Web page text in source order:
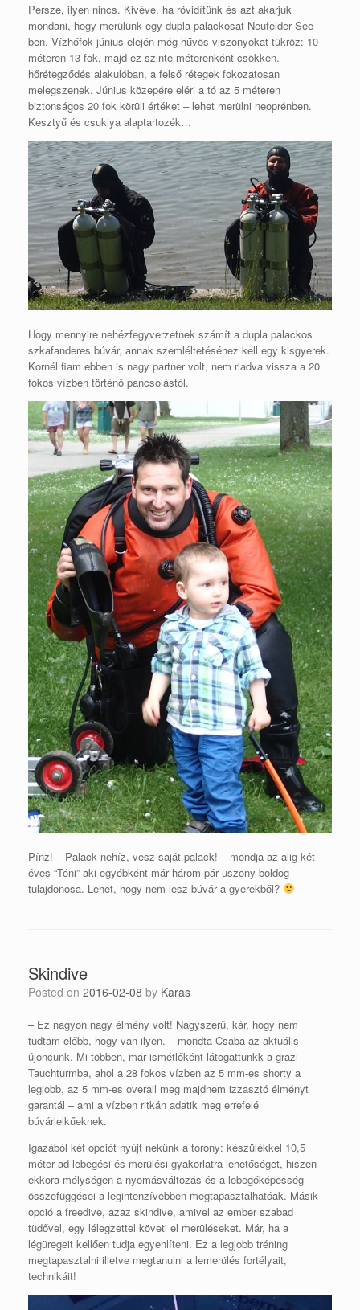
Persze, ilyen nincs. Kivéve, ha rövidítünk és azt akarjuk
mondani, hogy merülünk egy dupla palackosat Neufelder See-
ben. Vízhőfok június elején még hűvös viszonyokat tükröz: 10
méteren 13 fok, majd ez szinte méterenként csökken.
hőrétegződés alakulóban, a felső rétegek fokozatosan
melegszenek. Június közepére eléri a tó az 5 méteren
biztonságos 20 fok körüli értéket – lehet merülni neoprénben.
Kesztyű és csuklya alaptartozék…
Hogy mennyire nehézfegyverzetnek számít a dupla palackos
szkafanderes búvár, annak szemléltetéséhez kell egy kisgyerek.
Kornél fiam ebben is nagy partner volt, nem riadva vissza a 20
fokos vízben történő pancsolástól.
Pínz! – Palack nehíz, vesz saját palack! – mondja az alig két
éves “Tóni” aki egyébként már három pár uszony boldog
tulajdonosa. Lehet, hogy nem lesz búvár a gyerekből?
Skindive
Posted on 2016-02-08 by Karas
– Ez nagyon nagy élmény volt! Nagyszerű, kár, hogy nem
tudtam előbb, hogy van ilyen. – mondta Csaba az aktuális
újoncunk. Mi többen, már ismétlőként látogattunkk a grazi
Tauchturmba, ahol a 28 fokos vízben az 5 mm-es shorty a
legjobb, az 5 mm-es overall meg majdnem izzasztó élményt
garantál – ami a vízben ritkán adatik meg errefelé
búvárlelkűeknek.
Igazából két opciót nyújt nekünk a torony: készülékkel 10,5
méter ad lebegési és merülési gyakorlatra lehetőséget, hiszen
ekkora mélységen a nyomásváltozás és a lebegőképesség
összefüggései a legintenzívebben megtapasztalhatóak. Másik
opció a freedive, azaz skindive, amivel az ember szabad
tüdővel, egy lélegzettel követi el merüléseket. Már, ha a
légüregeit kellően tudja egyenlíteni. Ez a legjobb tréning
megtapasztalni illetve megtanulni a lemerülés fortélyait,
technikáit!